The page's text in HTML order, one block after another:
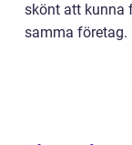
skönt att kunna
samma företag.